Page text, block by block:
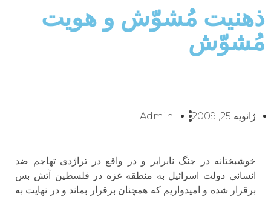
ذهنیت مُشوّش و هویت
مُشوّش
ژانویه 25, 2009 Admin
خوشبختانه در جنگ نابرابر و در واقع در تراژدی تهاجم ضد
انسانی دولت اسرائیل به منطقه غزه در فلسطین آتش بس
برقرار شده و امیدواریم که همچنان برقرار بماند و در نهایت به